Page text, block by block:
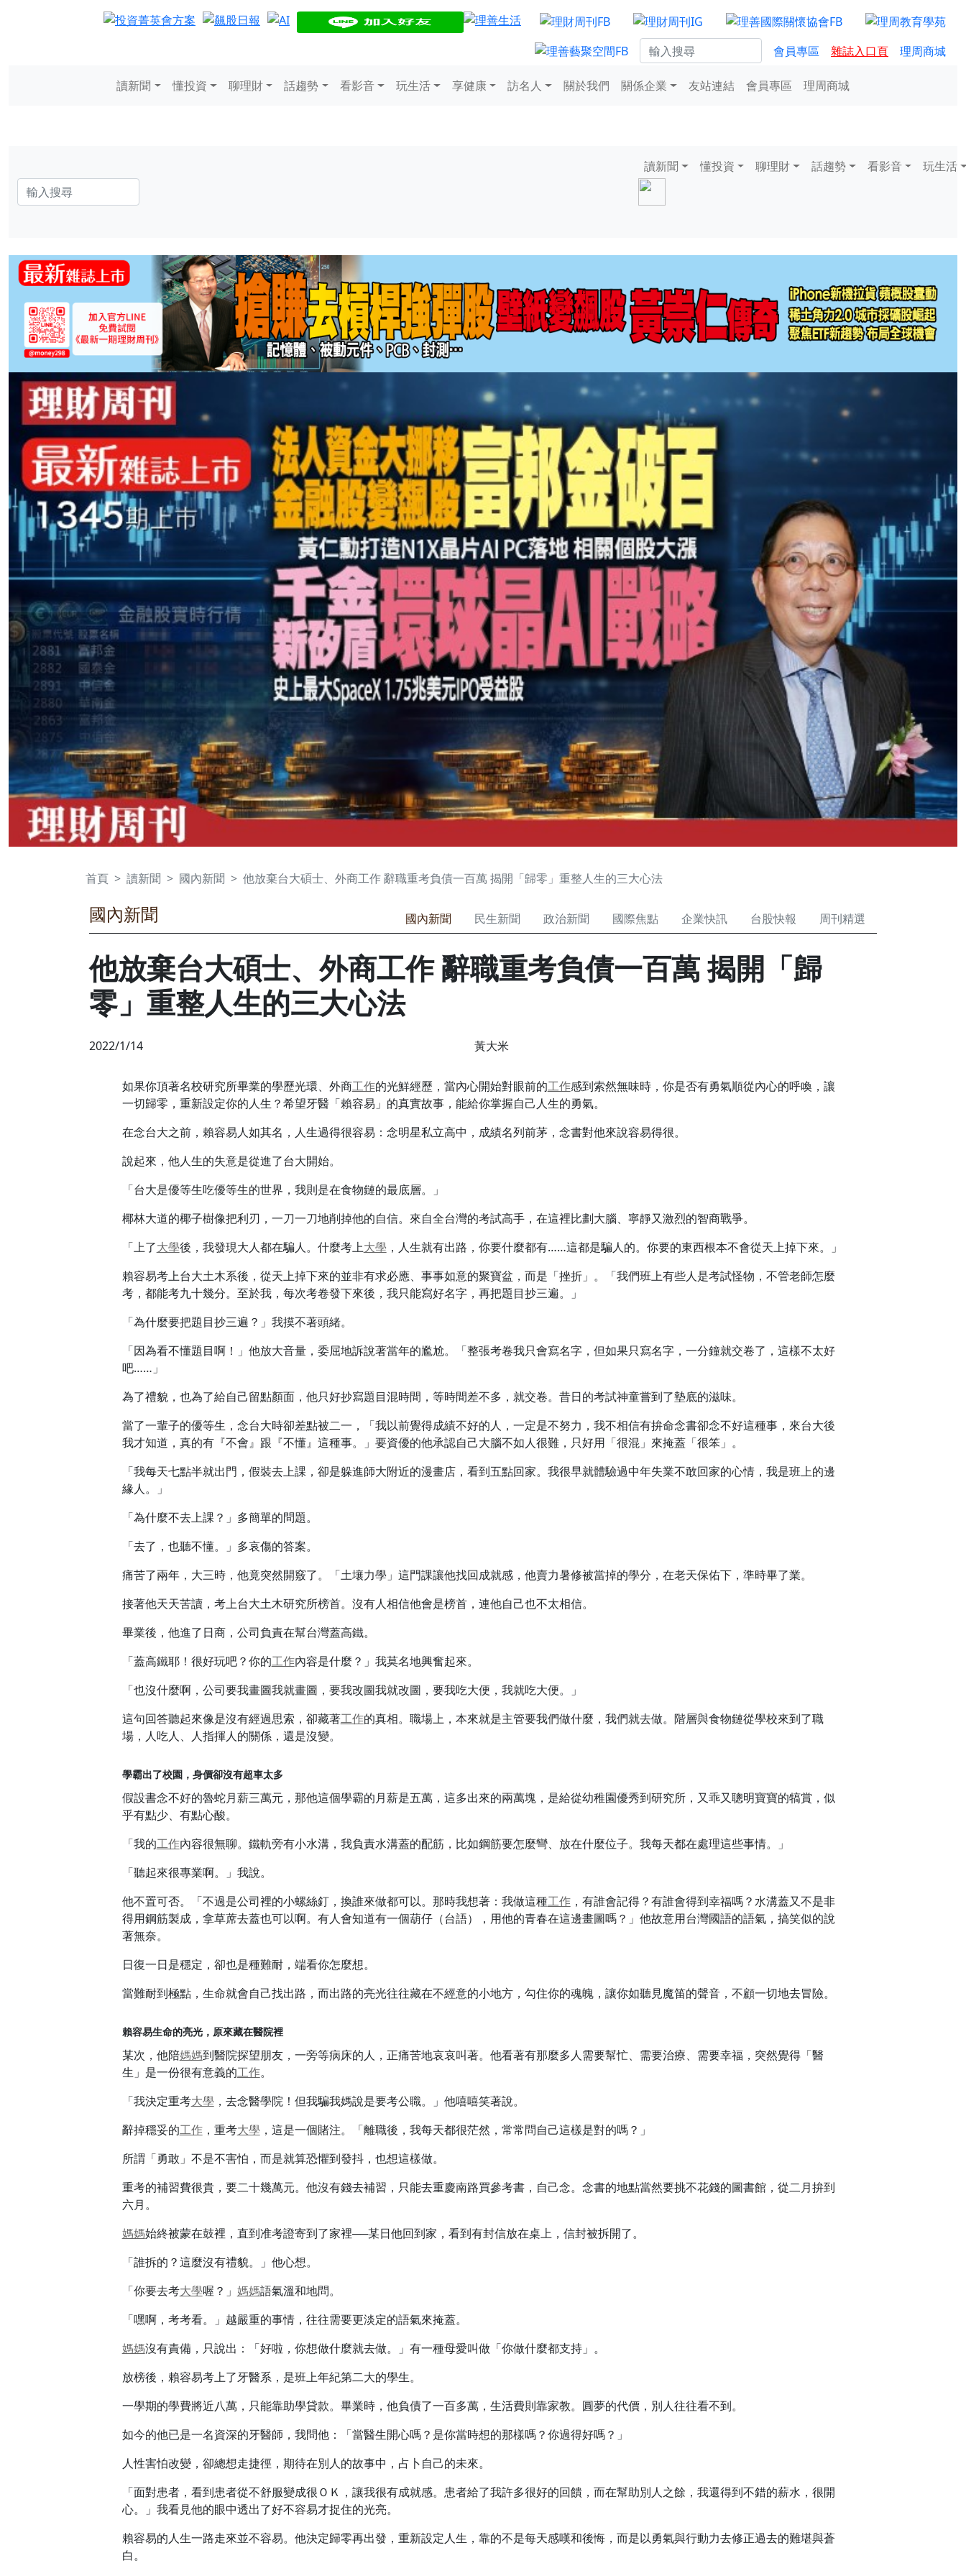
會員專區 雜誌入口頁 理周商城
讀新聞 懂投資 聊理財 話趨勢 看影音 玩生活 享健康 訪名人 關於我們 關係企業 友站連結 會員專區 理周商城
讀新聞 懂投資 聊理財 話趨勢 看影音 玩生活
首頁 讀新聞 國內新聞 他放棄台大碩士、外商工作 辭職重考負債一百萬 揭開「歸零」重整人生的三大心法
國內新聞 國內新聞 民生新聞 政治新聞 國際焦點 企業快訊 台股快報 周刊精選
他放棄台大碩士、外商工作 辭職重考負債一百萬 揭開「歸
零」重整人生的三大心法
2022/1/14 黃大米
如果你頂著名校研究所畢業的學歷光環、外商工作的光鮮經歷，當內心開始對眼前的工作感到索然無味時，你是否有勇氣順從內心的呼喚，讓
一切歸零，重新設定你的人生？希望牙醫「賴容易」的真實故事，能給你掌握自己人生的勇氣。
在念台大之前，賴容易人如其名，人生過得很容易：念明星私立高中，成績名列前茅，念書對他來說容易得很。
說起來，他人生的失意是從進了台大開始。
「台大是優等生吃優等生的世界，我則是在食物鏈的最底層。」
椰林大道的椰子樹像把利刃，一刀一刀地削掉他的自信。來自全台灣的考試高手，在這裡比劃大腦、寧靜又激烈的智商戰爭。
「上了大學後，我發現大人都在騙人。什麼考上大學 ，人生就有出路，你要什麼都有……這都是騙人的。你要的東西根本不會從天上掉下來。」
賴容易考上台大土木系後，從天上掉下來的並非有求必應、事事如意的聚寶盆，而是「挫折」。「我們班上有些人是考試怪物，不管老師怎麼
考，都能考九十幾分。至於我，每次考卷發下來後，我只能寫好名字，再把題目抄三遍。」
「為什麼要把題目抄三遍？」我摸不著頭緒。
「因為看不懂題目啊！」他放大音量，委屈地訴說著當年的尷尬。「整張考卷我只會寫名字，但如果只寫名字，一分鐘就交卷了，這樣不太好
吧……」
為了禮貌，也為了給自己留點顏面，他只好抄寫題目混時間，等時間差不多，就交卷。昔日的考試神童嘗到了墊底的滋味。
當了一輩子的優等生，念台大時卻差點被二一，「我以前覺得成績不好的人，一定是不努力，我不相信有拚命念書卻念不好這種事，來台大後
我才知道，真的有『不會』跟『不懂』這種事。」要資優的他承認自己大腦不如人很難，只好用「很混」來掩蓋「很笨」。
「我每天七點半就出門，假裝去上課，卻是躲進師大附近的漫畫店，看到五點回家。我很早就體驗過中年失業不敢回家的心情，我是班上的邊
緣人。」
「為什麼不去上課？」多簡單的問題。
「去了，也聽不懂。」多哀傷的答案。
痛苦了兩年，大三時，他竟突然開竅了。「土壤力學」這門課讓他找回成就感，他賣力暑修被當掉的學分，在老天保佑下，準時畢了業。
接著他天天苦讀，考上台大土木研究所榜首。沒有人相信他會是榜首，連他自己也不太相信。
畢業後，他進了日商，公司負責在幫台灣蓋高鐵。
「蓋高鐵耶！很好玩吧？你的工作內容是什麼？」我莫名地興奮起來。
「也沒什麼啊，公司要我畫圖我就畫圖，要我改圖我就改圖，要我吃大便，我就吃大便。」
這句回答聽起來像是沒有經過思索，卻藏著工作的真相。職場上，本來就是主管要我們做什麼，我們就去做。階層與食物鏈從學校來到了職
場，人吃人、人指揮人的關係，還是沒變。
學霸出了校園，身價卻沒有超車太多
假設書念不好的魯蛇月薪三萬元，那他這個學霸的月薪是五萬，這多出來的兩萬塊，是給從幼稚園優秀到研究所，又乖又聰明寶寶的犒賞，似
乎有點少、有點心酸。
「我的工作內容很無聊。鐵軌旁有小水溝，我負責水溝蓋的配筋，比如鋼筋要怎麼彎、放在什麼位子。我每天都在處理這些事情。」
「聽起來很專業啊。」我說。
他不置可否。「不過是公司裡的小螺絲釘，換誰來做都可以。那時我想著：我做這種工作，有誰會記得？有誰會得到幸福嗎？水溝蓋又不是非
得用鋼筋製成，拿草蓆去蓋也可以啊。有人會知道有一個葫仔（台語），用他的青春在這邊畫圖嗎？」他故意用台灣國語的語氣，搞笑似的說
著無奈。
日復一日是穩定，卻也是種難耐，端看你怎麼想。
當難耐到極點，生命就會自己找出路，而出路的亮光往往藏在不經意的小地方，勾住你的魂魄，讓你如聽見魔笛的聲音，不顧一切地去冒險。
賴容易生命的亮光，原來藏在醫院裡
某次，他陪媽媽到醫院探望朋友，一旁等病床的人，正痛苦地哀哀叫著。他看著有那麼多人需要幫忙、需要治療、需要幸福，突然覺得「醫
生」是一份很有意義的工作。
「我決定重考大學 ，去念醫學院！但我騙我媽說是要考公職。」他嘻嘻笑著說。
辭掉穩妥的工作，重考大學 ，這是一個賭注。「離職後，我每天都很茫然，常常問自己這樣是對的嗎？」
所謂「勇敢」不是不害怕，而是就算恐懼到發抖，也想這樣做。
重考的補習費很貴，要二十幾萬元。他沒有錢去補習，只能去重慶南路買參考書，自己念。念書的地點當然要挑不花錢的圖書館，從二月拚到
六月。
媽媽始終被蒙在鼓裡，直到准考證寄到了家裡──某日他回到家，看到有封信放在桌上，信封被拆開了。
「誰拆的？這麼沒有禮貌。」他心想。
「你要去考大學喔？」 媽媽語氣溫和地問。
「嘿啊，考考看。」越嚴重的事情，往往需要更淡定的語氣來掩蓋。
媽媽沒有責備，只說出：「好啦，你想做什麼就去做。」有一種母愛叫做「你做什麼都支持」。
放榜後，賴容易考上了牙醫系，是班上年紀第二大的學生。
一學期的學費將近八萬，只能靠助學貸款。畢業時，他負債了一百多萬，生活費則靠家教。圓夢的代價，別人往往看不到。
如今的他已是一名資深的牙醫師，我問他：「當醫生開心嗎？是你當時想的那樣嗎？你過得好嗎？」
人性害怕改變，卻總想走捷徑，期待在別人的故事中，占卜自己的未來。
「面對患者，看到患者從不舒服變成很ＯＫ，讓我很有成就感。患者給了我許多很好的回饋，而在幫助別人之餘，我還得到不錯的薪水，很開
心。」我看見他的眼中透出了好不容易才捉住的光亮。
賴容易的人生一路走來並不容易。他決定歸零再出發，重新設定人生，靠的不是每天感嘆和後悔，而是以勇氣與行動力去修正過去的難堪與蒼
白。